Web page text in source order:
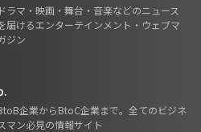
ドラマ・映画・舞台・音楽などのニュース
届けるエンターテインメント・ウェブマ
ジン
企業からBtoC企業まで。全てのビジネ
マン必見の情報サイト